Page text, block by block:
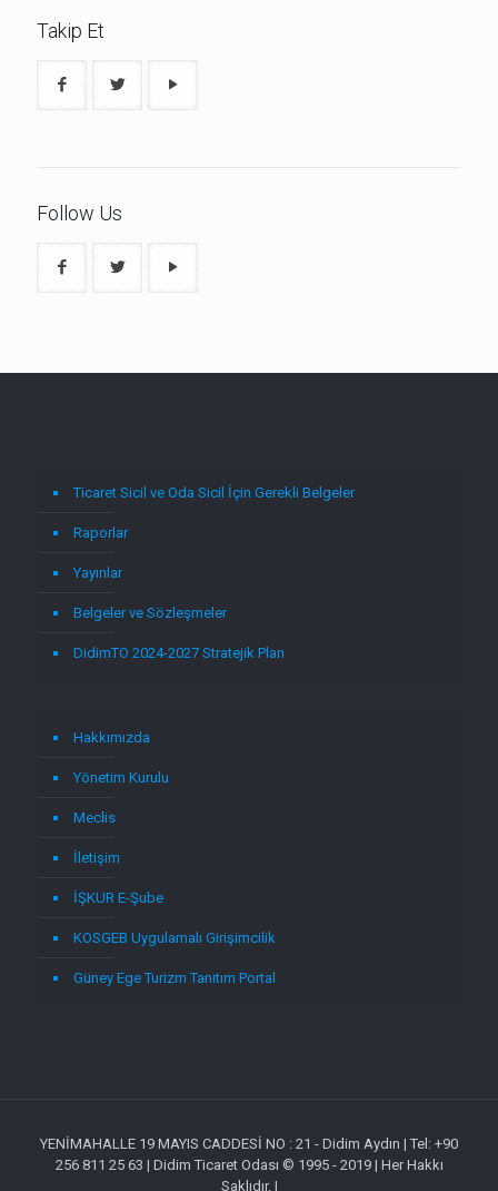
Takip Et
Follow Us
Ticaret Sicil ve Oda Sicil İçin Gerekli Belgeler
Raporlar
Yayınlar
Belgeler ve Sözleşmeler
DidimTO 2024-2027 Stratejik Plan
Hakkımızda
Yönetim Kurulu
Meclis
İletişim
İŞKUR E-Şube
KOSGEB Uygulamalı Girişimcilik
Güney Ege Turizm Tanıtım Portal
YENİMAHALLE 19 MAYIS CADDESİ NO : 21 - Didim Aydın | Tel: +90
256 811 25 63 | Didim Ticaret Odası © 1995 - 2019 | Her Hakkı
Saklıdır. |